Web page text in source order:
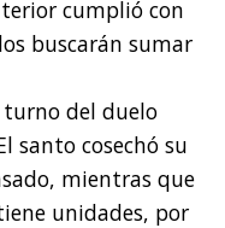
cumplió con
buscarán sumar
turno del duelo
santo cosechó su
mientras que
unidades, por